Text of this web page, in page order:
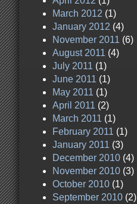
March 2012 (1)
January 2012 (4)
November 2011 (6)
August 2011 (4)
July 2011 (1)
June 2011 (1)
May 2011 (1)
April 2011 (2)
March 2011 (1)
February 2011 (1)
January 2011 (3)
December 2010 (4)
November 2010 (3)
October 2010 (1)
September 2010 (2)